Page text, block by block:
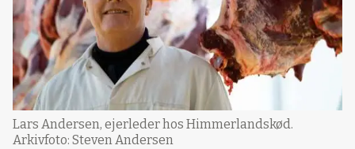
Lars Andersen, ejerleder hos Himmerlandskød.
Arkivfoto: Steven Andersen